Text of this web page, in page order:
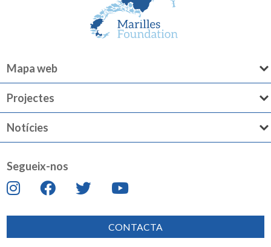
Mapa web
Projectes
Notícies
Segueix-nos
CONTACTA